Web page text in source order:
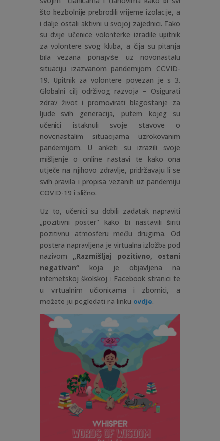
što bezbolnije prebrodili vrijeme izolacije, a
i dalje ostali aktivni u svojoj zajednici. Tako
su dvije učenice volonterke izradile upitnik
za volontere svog kluba, a čija su pitanja
bila vezana ponajviše uz novonastalu
situaciju izazvanom pandemijom COVID-
19. Upitnik za volontere povezan je s 3.
Globalni cilj održivog razvoja – Osigurati
zdrav život i promovirati blagostanje za
ljude svih generacija, putem kojeg su
učenici istaknuli svoje stavove o
novonastalim situacijama uzrokovanim
pandemijom. U anketi su izrazili svoje
mišljenje o online nastavi te kako ona
utječe na njihovo zdravlje, pridržavaju li se
svih pravila i propisa vezanih uz pandemiju
COVID-19 i slično.
Uz to, učenici su dobili zadatak napraviti
„pozitivni poster“ kako bi nastavili širiti
pozitivnu atmosferu među drugima. Od
postera napravljena je virtualna izložba pod
nazivom
„Razmišljaj pozitivno, ostani
negativan“
koja je objavljena na
internetskoj školskoj i Facebook stranici te
u virtualnim učionicama i zbornici, a
možete ju pogledati na linku ovdje.